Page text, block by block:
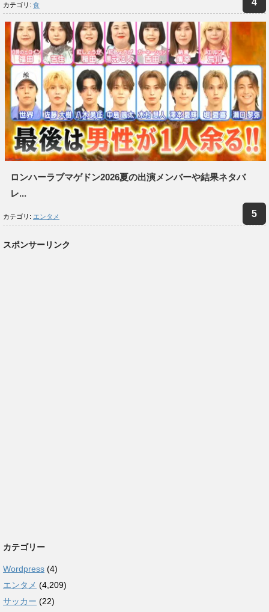
カテゴリ: 食
ロンハーラブマゲドン2026夏の出演メンバーや結果ネタバ
レ...
カテゴリ: エンタメ
スポンサーリンク
カテゴリー
Wordpress (4)
エンタメ (4,209)
サッカー (22)